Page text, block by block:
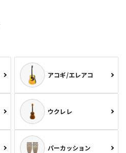
アコギ/エレアコ
ウクレレ
パーカッション